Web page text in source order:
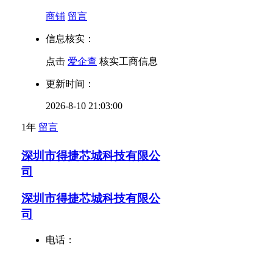
商铺 留言
信息核实：
点击 爱企查 核实工商信息
更新时间：
2026-8-10 21:03:00
1年 留言
深圳市得捷芯城科技有限公
司
深圳市得捷芯城科技有限公
司
电话：